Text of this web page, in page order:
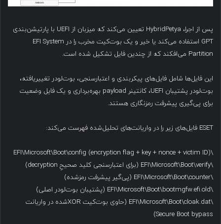
پس از اجرا، HybridPetya تعیین می‌کند که میزبان از UEFI با پارتیشن‌بندی
GPT استفاده می‌کند یا خیر و یک بوت‌کیت مخرب را در EFI System
Partition می‌افکند که از چندین فایل تشکیل شده است.
این فایل‌ها شامل فایل‌های پیکربندی و اعتبارسنجی، بوت‌لودر تغییر‌یافته،
بوت‌لودر پشتیبان UEFI، کانتینر payload بهره‌برداری و یک فایل وضعیت
برای پی‌گیری پیشرفت رمزنگاری هستند.
ESET فایل‌های زیر را در واریانت‌های تحلیل‌شده فهرست می‌کند:
\EFI\Microsoft\Boot\config (encryption flag + key + nonce + victim ID)
\EFI\Microsoft\Boot\verify (برای اعتبارسنجی کلید صحیحِ decryption)
\EFI\Microsoft\Boot\counter (پی‌گیر پیشرفت رمزشده)
\EFI\Microsoft\Boot\bootmgfw.efi.old (پشتیبان بوت‌لودر اصلی)
\EFI\Microsoft\Boot\cloak.dat (حاوی بوت‌کیت XOR‌شده در واریانت
Secure Boot bypass)